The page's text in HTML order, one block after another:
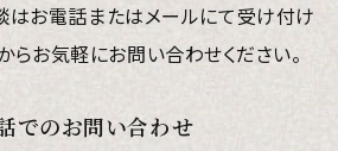
はお電話またはメールにて受け付け
らお気軽にお問い合わせください。
でのお問い合わせ